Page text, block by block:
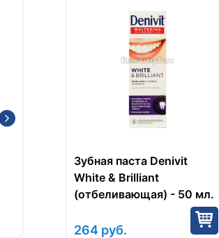
Зубная паста Denivit
White & Brilliant
(отбеливающая) - 50 мл.
264 руб.